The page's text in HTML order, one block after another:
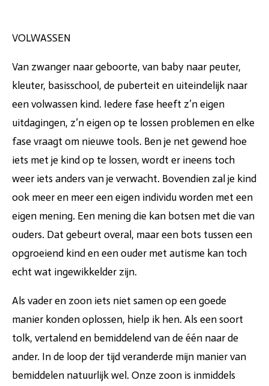
VOLWASSEN
Van zwanger naar geboorte, van baby naar peuter,
kleuter, basisschool, de puberteit en uiteindelijk naar
een volwassen kind. Iedere fase heeft z’n eigen
uitdagingen, z’n eigen op te lossen problemen en elke
fase vraagt om nieuwe tools. Ben je net gewend hoe
iets met je kind op te lossen, wordt er ineens toch
weer iets anders van je verwacht. Bovendien zal je kind
ook meer en meer een eigen individu worden met een
eigen mening. Een mening die kan botsen met die van
ouders. Dat gebeurt overal, maar een bots tussen een
opgroeiend kind en een ouder met autisme kan toch
echt wat ingewikkelder zijn.
Als vader en zoon iets niet samen op een goede
manier konden oplossen, hielp ik hen. Als een soort
tolk, vertalend en bemiddelend van de één naar de
ander. In de loop der tijd veranderde mijn manier van
bemiddelen natuurlijk wel. Onze zoon is inmiddels